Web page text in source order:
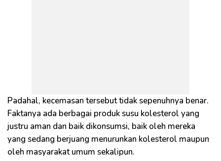
Padahal, kecemasan tersebut tidak sepenuhnya benar.
Faktanya ada berbagai produk susu kolesterol yang
justru aman dan baik dikonsumsi, baik oleh mereka
yang sedang berjuang menurunkan kolesterol maupun
oleh masyarakat umum sekalipun.